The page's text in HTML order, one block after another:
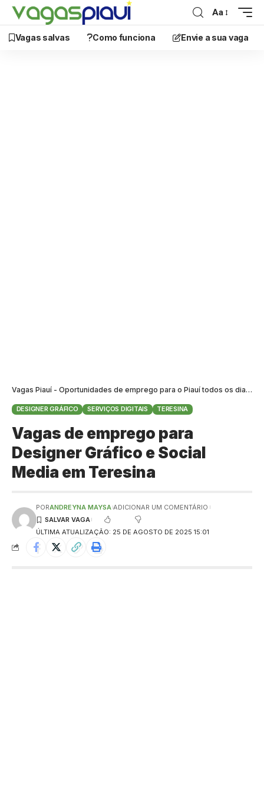
Aa
Vagas salvas Como funciona Envie a sua vaga
Vagas Piauí - Oportunidades de emprego para o Piauí todos os dias>
DESIGNER GRÁFICO SERVIÇOS DIGITAIS TERESINA
Vagas de emprego para
Designer Gráfico e Social
Media em Teresina
ÚLTIMA ATUALIZAÇÃO: 25 DE AGOSTO DE 2025 15:01
PORANDREYNA MAYSA ADICIONAR UM COMENTÁRIO